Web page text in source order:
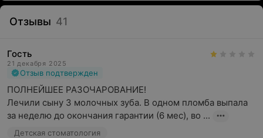
Отзывы 41
Гость
21 декабря 2025
Отзыв подтвержден
ПОЛНЕЙШЕЕ РАЗОЧАРОВАНИЕ!
Лечили сыну 3 молочных зуба. В одном пломба выпала
за неделю до окончания гарантии (6 мес), во ...
Детская стоматология